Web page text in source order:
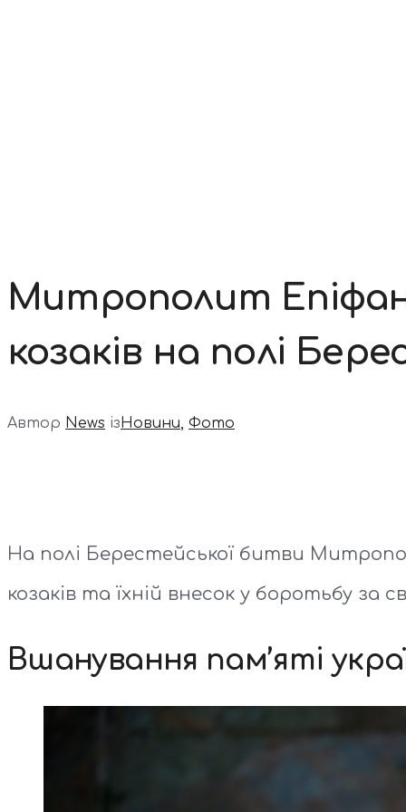
Митрополит
козаків на полі
Автор News ізНовини, Фото
На полі Берестейської битви
козаків та їхній внесок у боротьбу за
Вшанування пам’яті